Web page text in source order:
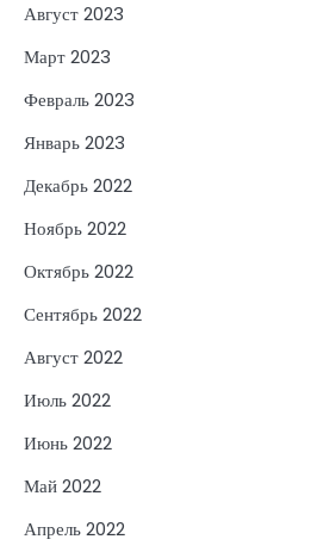
Август 2023
Март 2023
Февраль 2023
Январь 2023
Декабрь 2022
Ноябрь 2022
Октябрь 2022
Сентябрь 2022
Август 2022
Июль 2022
Июнь 2022
Май 2022
Апрель 2022